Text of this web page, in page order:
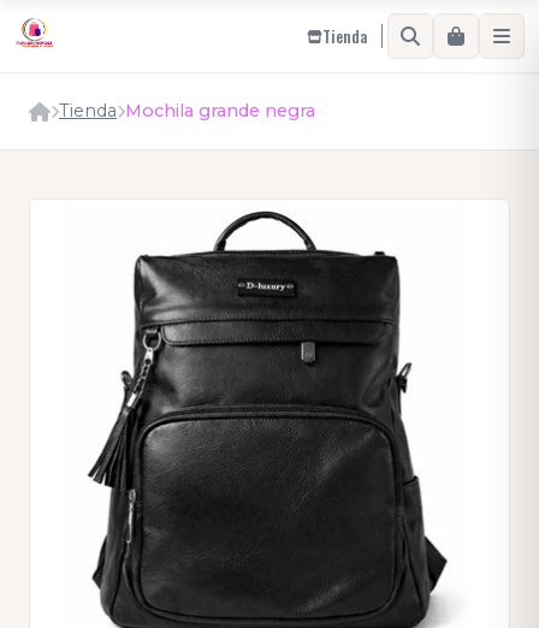
Tienda
Tienda Mochila grande negra